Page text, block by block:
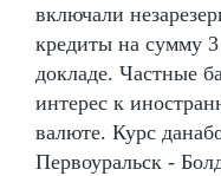
включали
кредиты на сумму 3
докладе. Частные
интерес к
валюте. Курс
Первоуральск -